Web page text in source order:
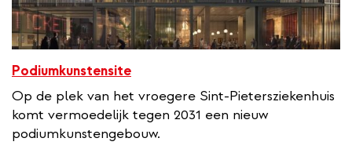
Podiumkunstensite
Op de plek van het vroegere Sint-Pietersziekenhuis
komt vermoedelijk tegen 2031 een nieuw
podiumkunstengebouw.